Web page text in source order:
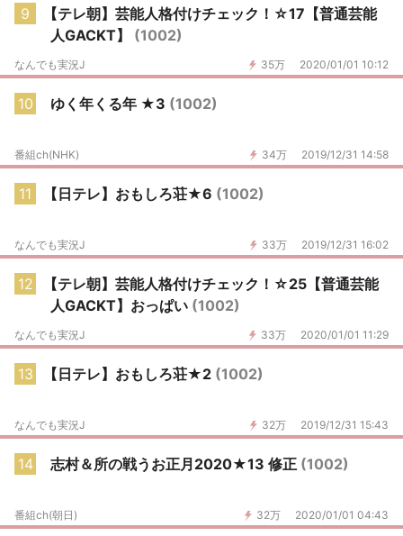
9
【テレ朝】芸能人格付けチェック！☆17【普通芸能
人GACKT】 (1002)
35万 2020/01/01 10:12
なんでも実況J
10 ゆく年くる年 ★3 (1002)
34万 2019/12/31 14:58
番組ch(NHK)
11 【日テレ】おもしろ荘★6 (1002)
33万 2019/12/31 16:02
なんでも実況J
12
【テレ朝】芸能人格付けチェック！☆25【普通芸能
人GACKT】おっぱい (1002)
33万 2020/01/01 11:29
なんでも実況J
13 【日テレ】おもしろ荘★2 (1002)
32万 2019/12/31 15:43
なんでも実況J
14 志村＆所の戦うお正月2020★13 修正 (1002)
32万 2020/01/01 04:43
番組ch(朝日)